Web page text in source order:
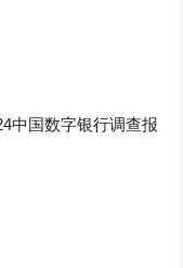
中国数字银行调查报